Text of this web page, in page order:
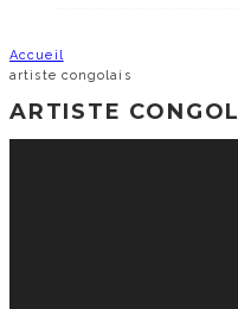
Accueil
artiste congolais
ARTISTE